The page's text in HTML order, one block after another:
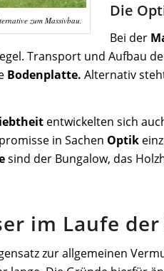
zum Massivbau. Die
Bei der
Transport und Aufbau
Bodenplatte. Alternativ
entwickelten sich
in Sachen Optik
sind der Bungalow, das
im Laufe
zur allgemeinen